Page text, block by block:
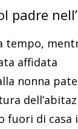
padre
tempo,
affidata
nonna
fuori di casa